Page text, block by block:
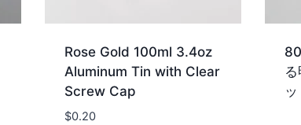
Rose Gold 100ml 3.4oz
Aluminum Tin with Clear
Screw Cap
$0.20